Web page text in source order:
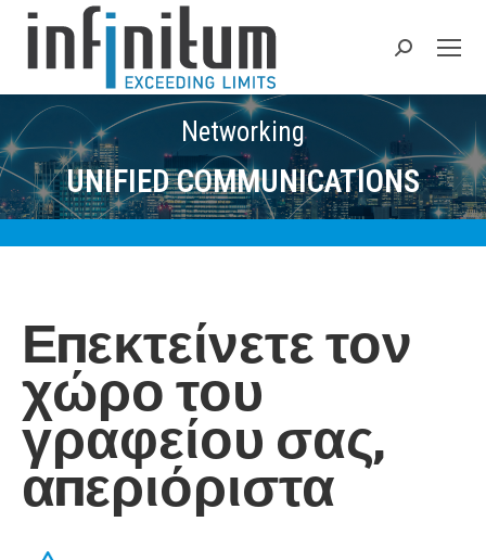
Search:
Networking
UNIFIED COMMUNICATIONS
Επεκτείνετε τον
χώρο του
γραφείου σας,
απεριόριστα